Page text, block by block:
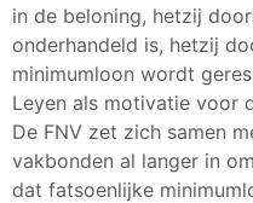
in de beloning, hetzij
onderhandeld is, hetzij
minimumloon wordt
Leyen als motivatie voor
De FNV zet zich samen
vakbonden al langer in
dat fatsoenlijke